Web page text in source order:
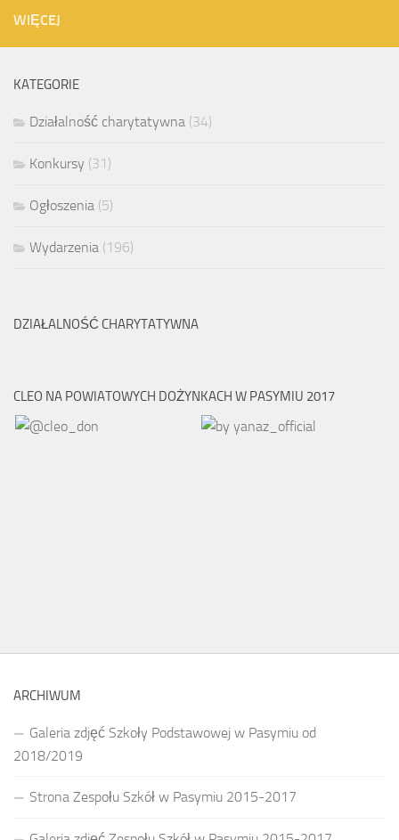
WIĘCEJ
KATEGORIE
Działalność charytatywna (34)
Konkursy (31)
Ogłoszenia (5)
Wydarzenia (196)
DZIAŁALNOŚĆ CHARYTATYWNA
CLEO NA POWIATOWYCH DOŻYNKACH W PASYMIU 2017
ARCHIWUM
Galeria zdjęć Szkoły Podstawowej w Pasymiu od
2018/2019
Strona Zespołu Szkół w Pasymiu 2015-2017